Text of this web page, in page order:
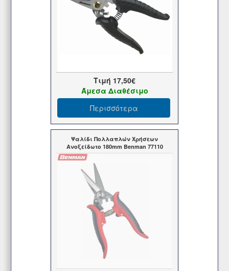
Τιμή 17,50€
Άμεσα Διαθέσιμο
Περισσότερα
Ψαλίδι Πολλαπλών Χρήσεων
Ανοξείδωτο 180mm Benman 77110